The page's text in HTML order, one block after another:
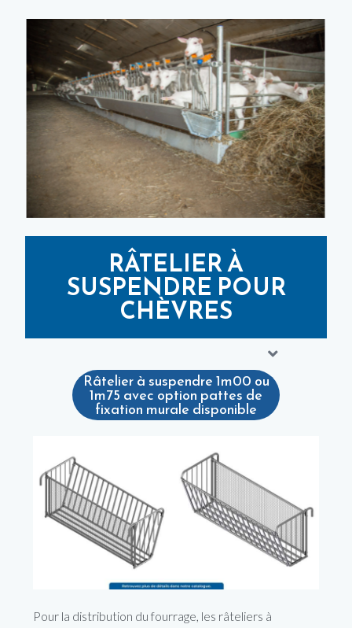
RÂTELIER À
SUSPENDRE POUR
CHÈVRES
Râtelier à suspendre 1m00 ou
1m75 avec option pattes de
fixation murale disponible
Pour la distribution du fourrage, les râteliers à